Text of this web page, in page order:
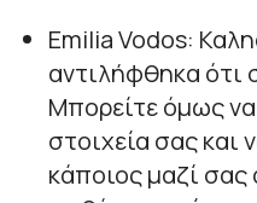
Emilia Vodos:
αντιλήφθηκα ότι
Μπορείτε όμως
στοιχεία σας και
κάποιος μαζί σας